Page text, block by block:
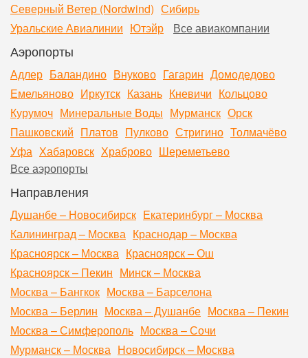
Северный Ветер (Nordwind) Сибирь
Уральские Авиалинии Ютэйр Все авиакомпании
Аэропорты
Адлер Баландино Внуково Гагарин Домодедово
Емельяново Иркутск Казань Кневичи Кольцово
Курумоч Минеральные Воды Мурманск Орск
Пашковский Платов Пулково Стригино Толмачёво
Уфа Хабаровск Храброво Шереметьево
Все аэропорты
Направления
Душанбе – Новосибирск Екатеринбург – Москва
Калининград – Москва Краснодар – Москва
Красноярск – Москва Красноярск – Ош
Красноярск – Пекин Минск – Москва
Москва – Бангкок Москва – Барселона
Москва – Берлин Москва – Душанбе Москва – Пекин
Москва – Симферополь Москва – Сочи
Мурманск – Москва Новосибирск – Москва